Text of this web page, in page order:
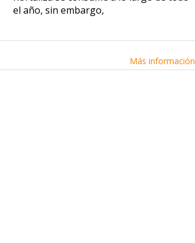
el año, sin embargo,
Más información